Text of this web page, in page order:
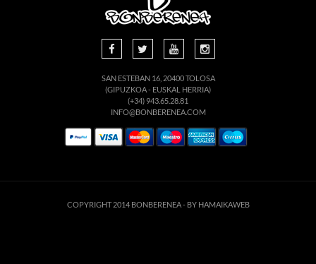
SAN ESTEBAN 16, 20400 TOLOSA
(GIPUZKOA - EUSKAL HERRIA)
(+34) 943.65.28.81
INFO@BONBERENEA.COM
COPYRIGHT 2014 BONBERENEA - BY HAMAIKAWEB